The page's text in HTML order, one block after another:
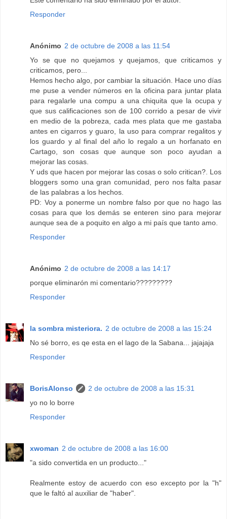
Responder
Anónimo 2 de octubre de 2008 a las 11:54
Yo se que no quejamos y quejamos, que criticamos y
criticamos, pero...
Hemos hecho algo, por cambiar la situación. Hace uno días
me puse a vender números en la oficina para juntar plata
para regalarle una compu a una chiquita que la ocupa y
que sus calificaciones son de 100 corrido a pesar de vivir
en medio de la pobreza, cada mes plata que me gastaba
antes en cigarros y guaro, la uso para comprar regalitos y
los guardo y al final del año lo regalo a un horfanato en
Cartago, son cosas que aunque son poco ayudan a
mejorar las cosas.
Y uds que hacen por mejorar las cosas o solo critican?. Los
bloggers somo una gran comunidad, pero nos falta pasar
de las palabras a los hechos.
PD: Voy a ponerme un nombre falso por que no hago las
cosas para que los demás se enteren sino para mejorar
aunque sea de a poquito en algo a mi país que tanto amo.
Responder
Anónimo 2 de octubre de 2008 a las 14:17
porque eliminarón mi comentario?????????
Responder
la sombra misteriora. 2 de octubre de 2008 a las 15:24
No sé borro, es qe esta en el lago de la Sabana... jajajaja
Responder
BorisAlonso
2 de octubre de 2008 a las 15:31
yo no lo borre
Responder
xwoman 2 de octubre de 2008 a las 16:00
"a sido convertida en un producto..."
Realmente estoy de acuerdo con eso excepto por la "h"
que le faltó al auxiliar de "haber".